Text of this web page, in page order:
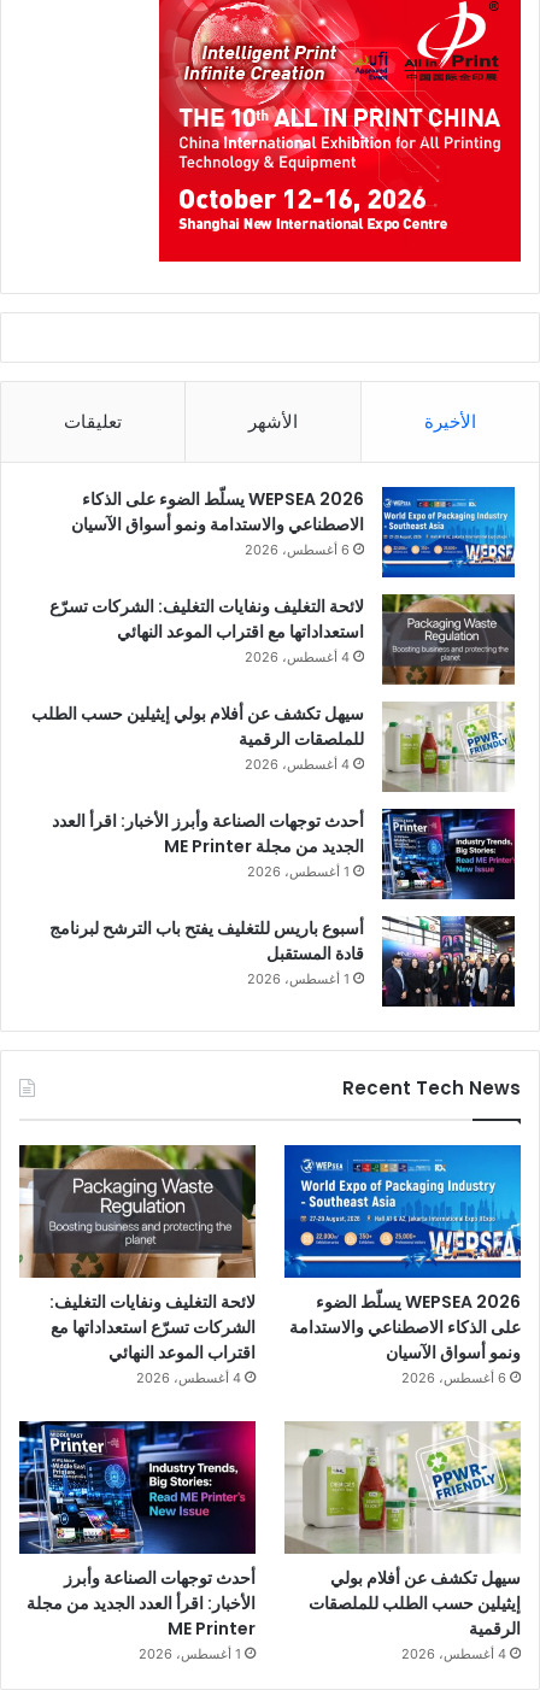
الأخيرة الأشهر تعليقات
WEPSEA 2026 يسلّط الضوء على الذكاء
الاصطناعي والاستدامة ونمو أسواق الآسيان
6 أغسطس، 2026
لائحة التغليف ونفايات التغليف: الشركات تسرّع
استعداداتها مع اقتراب الموعد النهائي
4 أغسطس، 2026
سيهل تكشف عن أفلام بولي إيثيلين حسب الطلب
للملصقات الرقمية
4 أغسطس، 2026
أحدث توجهات الصناعة وأبرز الأخبار: اقرأ العدد
الجديد من مجلة ME Printer
1 أغسطس، 2026
أسبوع باريس للتغليف يفتح باب الترشح لبرنامج
قادة المستقبل
1 أغسطس، 2026
Recent Tech News
WEPSEA 2026 يسلّط الضوء
على الذكاء الاصطناعي والاستدامة
ونمو أسواق الآسيان
6 أغسطس، 2026
لائحة التغليف ونفايات التغليف:
الشركات تسرّع استعداداتها مع
اقتراب الموعد النهائي
4 أغسطس، 2026
سيهل تكشف عن أفلام بولي
إيثيلين حسب الطلب للملصقات
الرقمية
4 أغسطس، 2026
أحدث توجهات الصناعة وأبرز
الأخبار: اقرأ العدد الجديد من مجلة
ME Printer
1 أغسطس، 2026